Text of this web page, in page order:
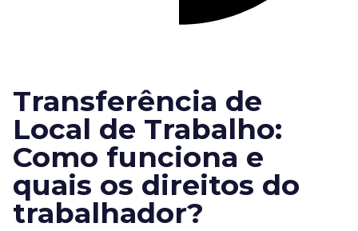
Transferência de
Local de Trabalho:
Como funciona e
quais os direitos do
trabalhador?